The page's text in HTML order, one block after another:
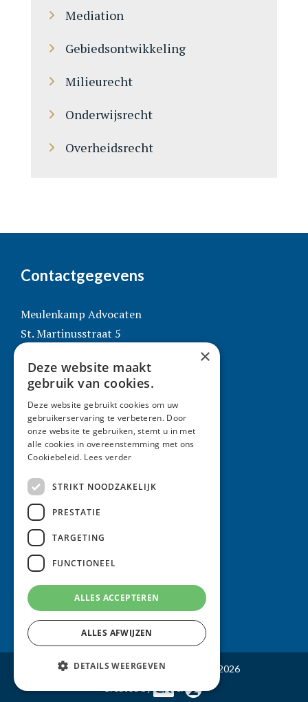
Mediation
Gebiedsontwikkeling
Milieurecht
Onderwijsrecht
Overheidsrecht
Contactgegevens
Meulenkamp Advocaten
St. Martinusstraat 5
T: 077 351 50 41
E: info@meulenkampadvocaten.nl
Meulenkamp Advocaten
Rechtsgebiedenregister
Disclaimer
Contact
Privacyverklaring
Sitemap
© Meulenkamp Advocaten Venlo - 2026
×
Deze website maakt
gebruik van cookies.
Deze website gebruikt cookies om uw
gebruikerservaring te verbeteren. Door
onze website te gebruiken, stemt u in met
alle cookies in overeenstemming met ons
Cookiebeleid. Lees verder
STRIKT NOODZAKELIJK
PRESTATIE
TARGETING
FUNCTIONEEL
ALLES ACCEPTEREN
ALLES AFWIJZEN
DETAILS WEERGEVEN